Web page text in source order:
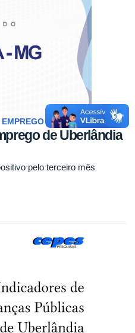
FORMAL
de Uberlândia
pelo terceiro mês